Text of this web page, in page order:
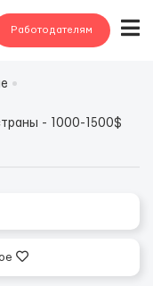
Работодателям
- 1000-1500$